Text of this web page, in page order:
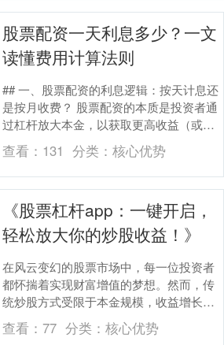
股票配资一天利息多少？一文
读懂费用计算法则
## 一、股票配资的利息逻辑：按天计息还
是按月收费？ 股票配资的本质是投资者通
过杠杆放大本金，以获取更高收益（或承
担更大风险）的融资行为。其利息计算方
式通常有两....
查看： 131 分类： 核心优势
《股票杠杆app：一键开启，
轻松放大你的炒股收益！》
在风云变幻的股票市场中，每一位投资者
都怀揣着实现财富增值的梦想。然而，传
统炒股方式受限于本金规模，收益增长往
往较为缓慢。如今，股票杠杆app的出现，
为投资者们开....
查看：77 分类： 核心优势